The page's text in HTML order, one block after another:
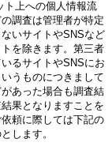
ト上への個人情報流
調査は管理者が特定
いサイトやSNSなど
を除きます。第三者
るサイトやSNSにお
うものにつきまして
あった場合も調査結
果となりますことを
頼に際しては下記の
します。